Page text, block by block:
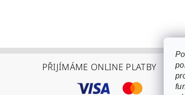
PŘIJÍMÁME ONLINE PLATBY